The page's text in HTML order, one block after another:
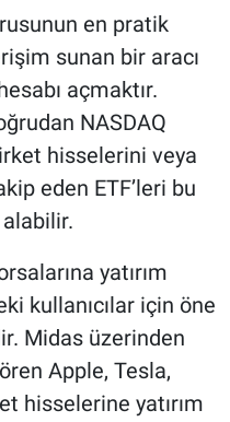
en pratik
sunan bir aracı
açmaktır.
NASDAQ
hisselerini veya
eden ETF’leri bu
yatırım
kullanıcılar için öne
Midas üzerinden
Apple, Tesla,
hisselerine yatırım